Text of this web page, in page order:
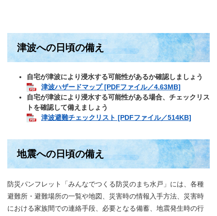
津波への日頃の備え
自宅が津波により浸水する可能性があるか確認しましょう
津波ハザードマップ [PDFファイル／4.63MB]
自宅が津波により浸水する可能性がある場合、チェックリス
トを確認して備えましょう
津波避難チェックリスト [PDFファイル／514KB]
地震への日頃の備え
防災パンフレット「みんなでつくる防災のまち水戸」には、各種
避難所・避難場所の一覧や地図、災害時の情報入手方法、災害時
における家族間での連絡手段、必要となる備蓄、地震発生時の行